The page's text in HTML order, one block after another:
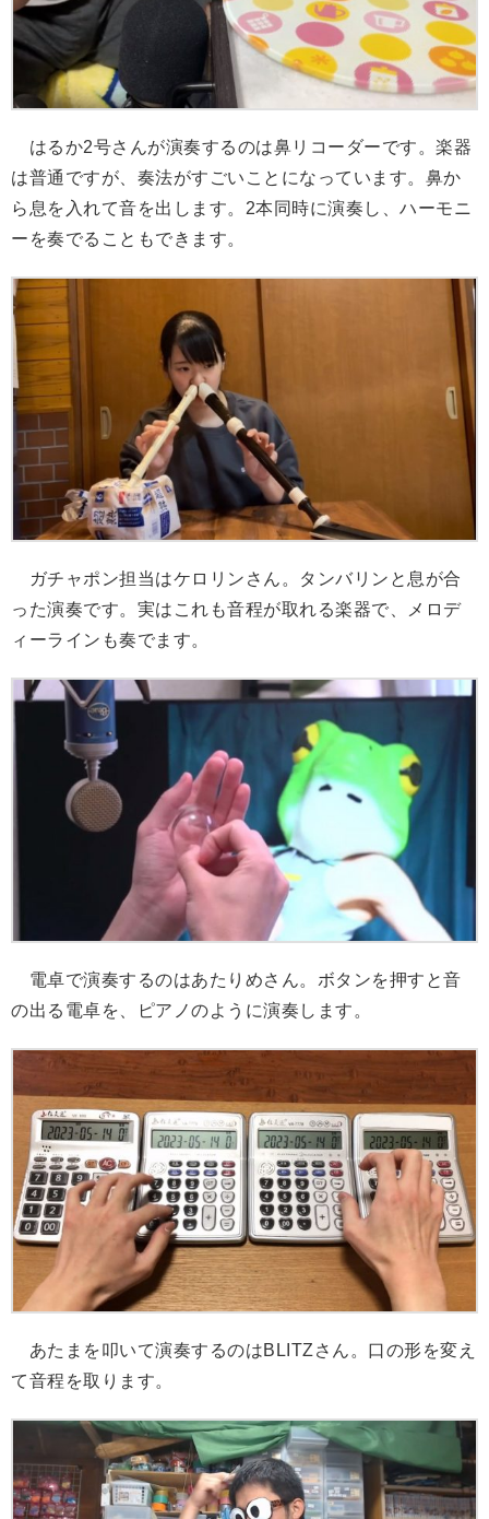
はるか2号さんが演奏するのは鼻リコーダーです。楽器
は普通ですが、奏法がすごいことになっています。鼻か
ら息を入れて音を出します。2本同時に演奏し、ハーモニ
ーを奏でることもできます。
ガチャポン担当はケロリンさん。タンバリンと息が合
った演奏です。実はこれも音程が取れる楽器で、メロデ
ィーラインも奏でます。
電卓で演奏するのはあたりめさん。ボタンを押すと音
の出る電卓を、ピアノのように演奏します。
あたまを叩いて演奏するのはBLITZさん。口の形を変え
て音程を取ります。